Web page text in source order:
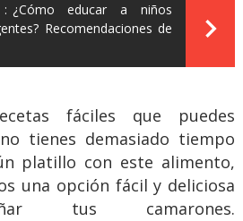
¿Cómo educar a niños
Recomendaciones de
fáciles que puedes
tienes demasiado tiempo
platillo con este alimento,
una opción fácil y deliciosa
tus camarones.